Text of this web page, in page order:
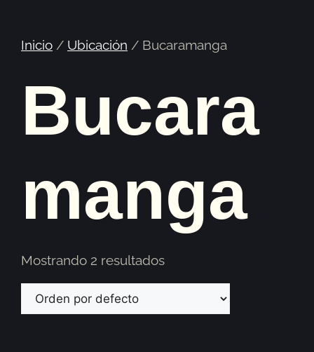
Inicio / Ubicación / Bucaramanga
Bucara
manga
Mostrando 2 resultados